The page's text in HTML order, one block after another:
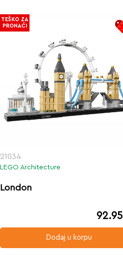
21034
LEGO Architecture
London
92.95
Dodaj u korpu
TEŠKO ZA
PRONAĆI